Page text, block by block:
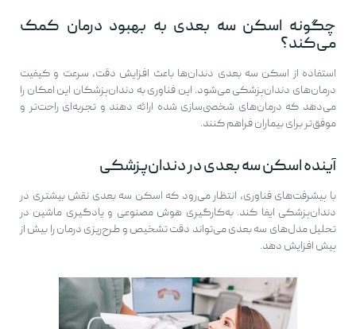
چگونه اسکن سه بعدی به بهبود درمان کمک
می‌کند؟
استفاده از اسکن سه بعدی دندان‌ها باعث افزایش دقت، سرعت و کیفیت
درمان‌های دندان‌پزشکی می‌شود. این فناوری به دندان‌پزشکان این امکان را
می‌دهد که درمان‌های شخصی‌سازی شده ارائه دهند و تجربه‌ای راحت‌تر و
موفق‌تر برای بیماران فراهم کنند.
آینده اسکن سه بعدی در دندان‌پزشکی
با پیشرفت‌های فناوری، انتظار می‌رود که اسکن سه بعدی نقش بیشتری در
دندان‌پزشکی ایفا کند. به‌کارگیری هوش مصنوعی و یادگیری ماشین در
تحلیل مدل‌های سه بعدی می‌تواند دقت تشخیص و طرح‌ریزی درمان را بیش از
پیش افزایش دهد.